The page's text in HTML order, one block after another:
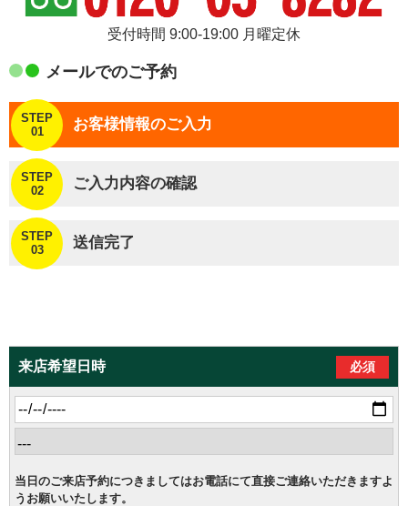
受付時間 9:00-19:00 月曜定休
メールでのご予約
STEP
01
お客様情報のご入力
STEP
02
ご入力内容の確認
STEP
03
送信完了
来店希望日時 必須
当日のご来店予約につきましてはお電話にて直接ご連絡いただきますよ
うお願いいたします。